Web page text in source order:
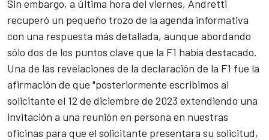
Sin embargo, a última hora del viernes, Andretti
recuperó un pequeño trozo de la agenda informativa
con una respuesta más detallada, aunque abordando
sólo dos de los puntos clave que la F1 había destacado.
Una de las revelaciones de la declaración de la F1 fue la
afirmación de que "posteriormente escribimos al
solicitante el 12 de diciembre de 2023 extendiendo una
invitación a una reunión en persona en nuestras
oficinas para que el solicitante presentara su solicitud,